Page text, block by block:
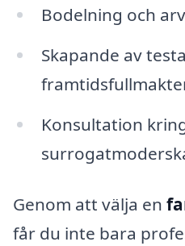
Bodelning och
Skapande av
Konsultation
Genom att välja en
får du inte bara